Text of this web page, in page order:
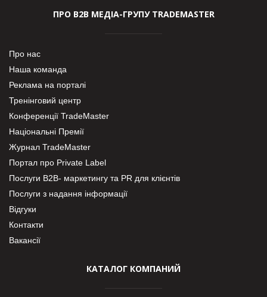
ПРО В2В МЕДІА-ГРУПУ TRADEMASTER
Про нас
Наша команда
Реклама на порталі
Тренінговий центр
Конференції TradeMaster
Національні Премії
Журнал TradeMaster
Портал про Private Label
Послуги В2В- маркетингу та PR для клієнтів
Послуги з надання інформації
Відгуки
Контакти
Вакансії
КАТАЛОГ КОМПАНИЙ